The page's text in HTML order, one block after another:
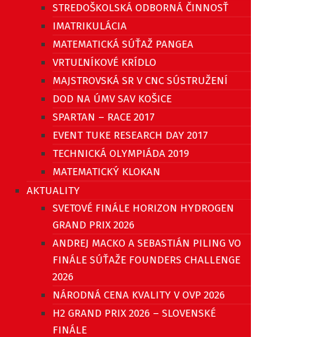
STREDOŠKOLSKÁ ODBORNÁ ČINNOSŤ
IMATRIKULÁCIA
MATEMATICKÁ SÚŤAŽ PANGEA
VRTUĽNÍKOVÉ KRÍDLO
MAJSTROVSKÁ SR V CNC SÚSTRUŽENÍ
DOD NA ÚMV SAV KOŠICE
SPARTAN – RACE 2017
EVENT TUKE RESEARCH DAY 2017
TECHNICKÁ OLYMPIÁDA 2019
MATEMATICKÝ KLOKAN
AKTUALITY
SVETOVÉ FINÁLE HORIZON HYDROGEN
GRAND PRIX 2026
ANDREJ MACKO A SEBASTIÁN PILING VO
FINÁLE SÚŤAŽE FOUNDERS CHALLENGE
2026
NÁRODNÁ CENA KVALITY V OVP 2026
H2 GRAND PRIX 2026 – SLOVENSKÉ
FINÁLE